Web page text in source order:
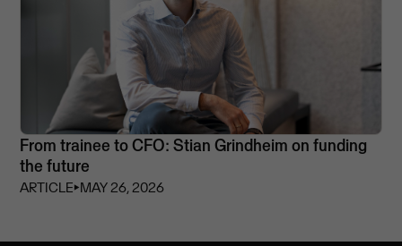
From trainee to CFO: Stian Grindheim on funding
the future
ARTICLE⏵MAY 26, 2026